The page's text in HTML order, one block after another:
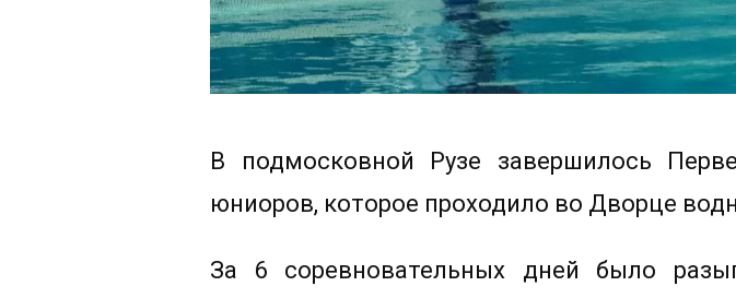
В подмосковной Рузе завершилось
юниоров, которое проходило во Дворце
За 6 соревновательных дней было